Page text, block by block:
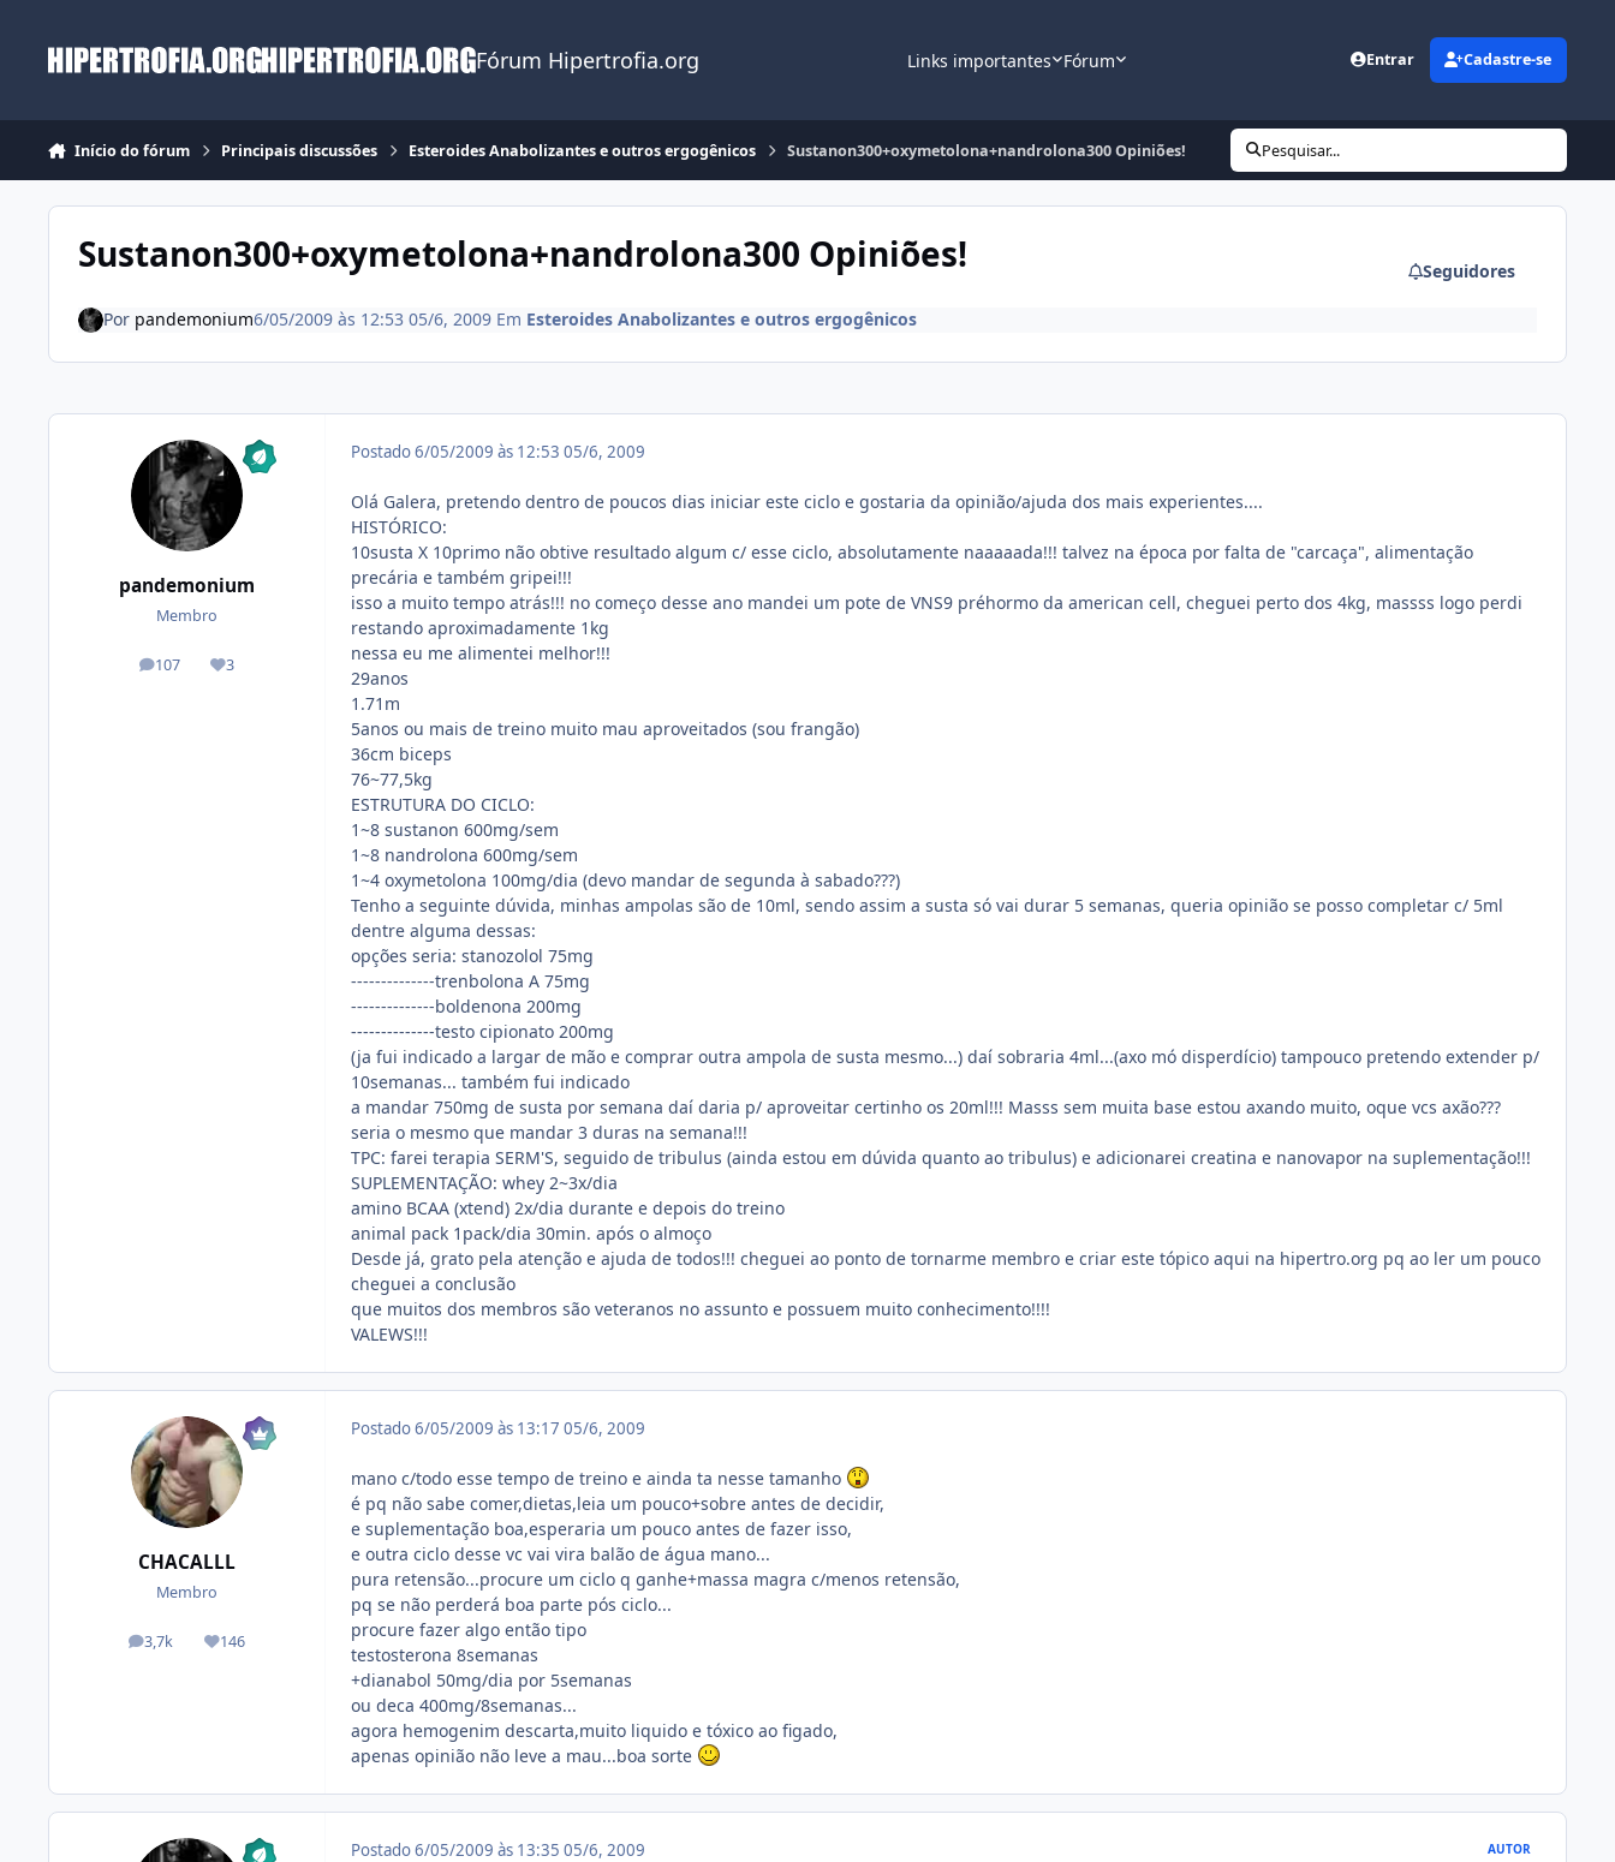
Fórum Hipertrofia.org Links importantes Fórum Entrar Cadastre-se
Início do fórum Principais discussões Esteroides Anabolizantes e outros ergogênicos Sustanon300+oxymetolona+nandrolona300 Opiniões! Pesquisar...
Sustanon300+oxymetolona+nandrolona300 Opiniões! Seguidores
Por pandemonium6/05/2009 às 12:53 05/6, 2009 Em Esteroides Anabolizantes e outros ergogênicos
pandemonium
Membro
107
posts 3
Reputação
Postado6/05/2009 às 12:53 05/6, 2009
Olá Galera, pretendo dentro de poucos dias iniciar este ciclo e gostaria da opinião/ajuda dos mais experientes....
HISTÓRICO:
10susta X 10primo não obtive resultado algum c/ esse ciclo, absolutamente naaaaada!!! talvez na época por falta de "carcaça", alimentação
precária e também gripei!!!
isso a muito tempo atrás!!! no começo desse ano mandei um pote de VNS9 préhormo da american cell, cheguei perto dos 4kg, massss logo perdi
restando aproximadamente 1kg
nessa eu me alimentei melhor!!!
29anos
1.71m
5anos ou mais de treino muito mau aproveitados (sou frangão)
36cm biceps
76~77,5kg
ESTRUTURA DO CICLO:
1~8 sustanon 600mg/sem
1~8 nandrolona 600mg/sem
1~4 oxymetolona 100mg/dia (devo mandar de segunda à sabado???)
Tenho a seguinte dúvida, minhas ampolas são de 10ml, sendo assim a susta só vai durar 5 semanas, queria opinião se posso completar c/ 5ml
dentre alguma dessas:
opções seria: stanozolol 75mg
--------------trenbolona A 75mg
--------------boldenona 200mg
--------------testo cipionato 200mg
(ja fui indicado a largar de mão e comprar outra ampola de susta mesmo...) daí sobraria 4ml...(axo mó disperdício) tampouco pretendo extender p/
10semanas... também fui indicado
a mandar 750mg de susta por semana daí daria p/ aproveitar certinho os 20ml!!! Masss sem muita base estou axando muito, oque vcs axão???
seria o mesmo que mandar 3 duras na semana!!!
TPC: farei terapia SERM'S, seguido de tribulus (ainda estou em dúvida quanto ao tribulus) e adicionarei creatina e nanovapor na suplementação!!!
SUPLEMENTAÇÃO: whey 2~3x/dia
amino BCAA (xtend) 2x/dia durante e depois do treino
animal pack 1pack/dia 30min. após o almoço
Desde já, grato pela atenção e ajuda de todos!!! cheguei ao ponto de tornarme membro e criar este tópico aqui na hipertro.org pq ao ler um pouco
cheguei a conclusão
que muitos dos membros são veteranos no assunto e possuem muito conhecimento!!!!
VALEWS!!!
CHACALLL
Membro
3,7k
posts 146
Reputação
Postado6/05/2009 às 13:17 05/6, 2009
mano c/todo esse tempo de treino e ainda ta nesse tamanho
é pq não sabe comer,dietas,leia um pouco+sobre antes de decidir,
e suplementação boa,esperaria um pouco antes de fazer isso,
e outra ciclo desse vc vai vira balão de água mano...
pura retensão...procure um ciclo q ganhe+massa magra c/menos retensão,
pq se não perderá boa parte pós ciclo...
procure fazer algo então tipo
testosterona 8semanas
+dianabol 50mg/dia por 5semanas
ou deca 400mg/8semanas...
agora hemogenim descarta,muito liquido e tóxico ao figado,
apenas opinião não leve a mau...boa sorte
Postado6/05/2009 às 13:35 05/6, 2009 AUTOR